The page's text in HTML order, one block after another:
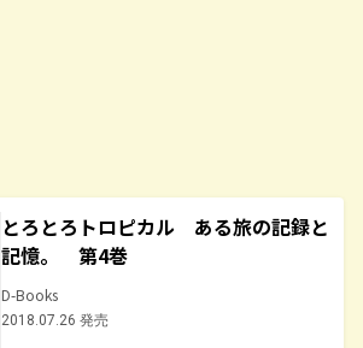
とろとろトロピカル ある旅の記録と
記憶。 第4巻
D-Books
2018.07.26 発売